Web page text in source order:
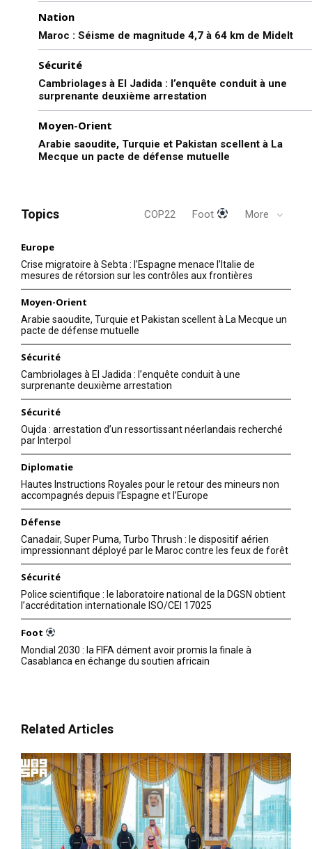
Nation
Maroc : Séisme de magnitude 4,7 à 64 km de Midelt
Sécurité
Cambriolages à El Jadida : l’enquête conduit à une
surprenante deuxième arrestation
Moyen-Orient
Arabie saoudite, Turquie et Pakistan scellent à La
Mecque un pacte de défense mutuelle
Topics COP22 Foot More
Europe
Crise migratoire à Sebta : l’Espagne menace l’Italie de
mesures de rétorsion sur les contrôles aux frontières
Moyen-Orient
Arabie saoudite, Turquie et Pakistan scellent à La Mecque un
pacte de défense mutuelle
Sécurité
Cambriolages à El Jadida : l’enquête conduit à une
surprenante deuxième arrestation
Sécurité
Oujda : arrestation d’un ressortissant néerlandais recherché
par Interpol
Diplomatie
Hautes Instructions Royales pour le retour des mineurs non
accompagnés depuis l’Espagne et l’Europe
Défense
Canadair, Super Puma, Turbo Thrush : le dispositif aérien
impressionnant déployé par le Maroc contre les feux de forêt
Sécurité
Police scientifique : le laboratoire national de la DGSN obtient
l’accréditation internationale ISO/CEI 17025
Foot
Mondial 2030 : la FIFA dément avoir promis la finale à
Casablanca en échange du soutien africain
Related Articles